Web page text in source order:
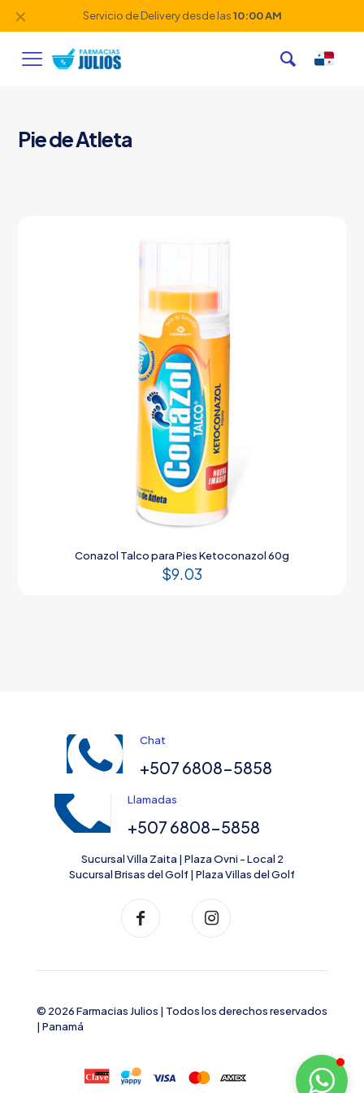
Servicio de Delivery desde las10:00 AM
✕
Pie de Atleta
Conazol Talco para Pies Ketoconazol 60g
$9.03
Chat
+507 6808-5858
Llamadas
+507 6808-5858
Sucursal Villa Zaita | Plaza Ovni - Local 2
Sucursal Brisas del Golf | Plaza Villas del Golf
© 2026 Farmacias Julios | Todos los derechos reservados
| Panamá